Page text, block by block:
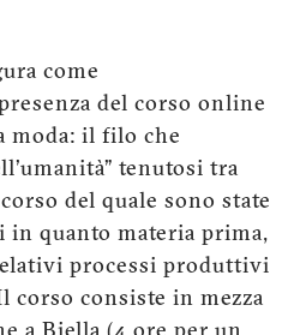
come
del corso online
moda: il filo che
tenutosi tra
del quale sono state
quanto materia prima,
processi produttivi
corso consiste in mezza